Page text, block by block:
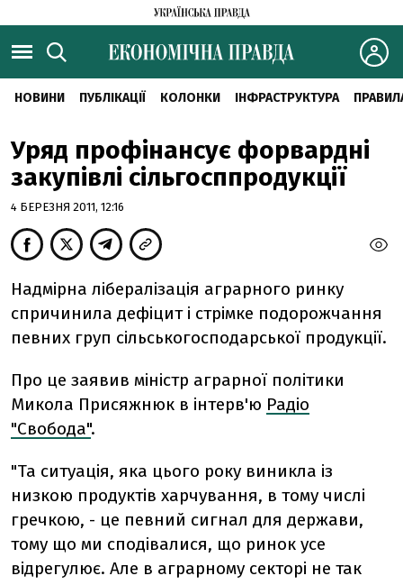
НОВИНИ ПУБЛІКАЦІЇ КОЛОНКИ ІНФРАСТРУКТУРА
Уряд профінансує форвардні
закупівлі сільгосппродукції
4 БЕРЕЗНЯ 2011, 12:16
Надмірна лібералізація аграрного ринку
спричинила дефіцит і стрімке подорожчання
певних груп сільськогосподарської продукції.
Про це заявив міністр аграрної політики
Микола Присяжнюк в інтерв'ю Радіо
"Свобода".
"Та ситуація, яка цього року виникла із
низкою продуктів харчування, в тому числі
гречкою, - це певний сигнал для держави,
тому що ми сподівалися, що ринок усе
відрегулює. Але в аграрному секторі не так